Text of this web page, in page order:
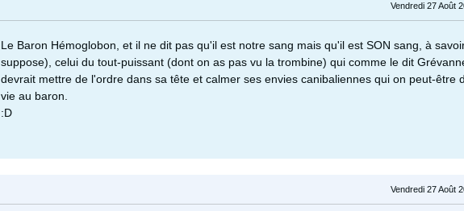
Vendredi 27 Août
Le Baron Hémoglobon, et il ne dit pas qu'il est notre sang mais qu'il est SON sang, à
suppose), celui du tout-puissant (dont on as pas vu la trombine) qui comme le dit
devrait mettre de l'ordre dans sa tête et calmer ses envies canibaliennes qui on peut-être
vie au baron.
:D
Vendredi 27 Août